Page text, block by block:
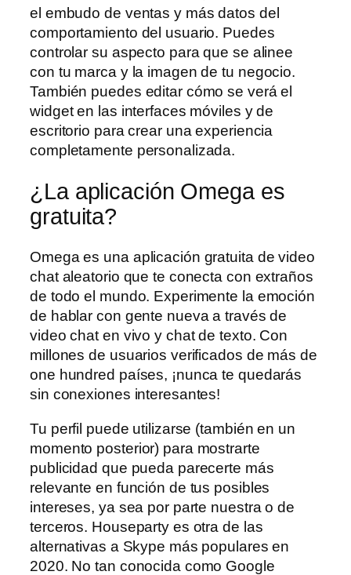
el embudo de ventas y más datos del
comportamiento del usuario. Puedes
controlar su aspecto para que se alinee
con tu marca y la imagen de tu negocio.
También puedes editar cómo se verá el
widget en las interfaces móviles y de
escritorio para crear una experiencia
completamente personalizada.
¿La aplicación Omega es
gratuita?
Omega es una aplicación gratuita de video
chat aleatorio que te conecta con extraños
de todo el mundo. Experimente la emoción
de hablar con gente nueva a través de
video chat en vivo y chat de texto. Con
millones de usuarios verificados de más de
one hundred países, ¡nunca te quedarás
sin conexiones interesantes!
Tu perfil puede utilizarse (también en un
momento posterior) para mostrarte
publicidad que pueda parecerte más
relevante en función de tus posibles
intereses, ya sea por parte nuestra o de
terceros. Houseparty es otra de las
alternativas a Skype más populares en
2020. No tan conocida como Google